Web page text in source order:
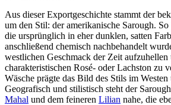
Aus dieser Exportgeschichte stammt der
um den Stil: der amerikanische Sarough.
die ursprünglich in eher dunklen, satten
anschließend chemisch nachbehandelt
westlichen Geschmack der Zeit
charakteristischen Rosé- oder Lachston zu
Wäsche prägte das Bild des Stils im Westen
Geografisch und stilistisch steht der
Mahal und dem feineren Lilian nahe, die